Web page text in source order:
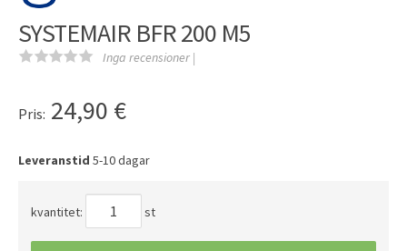
SYSTEMAIR BFR 200 M5
Inga recensioner |
Pris: 24,90 €
Leveranstid 5-10 dagar
kvantitet: st